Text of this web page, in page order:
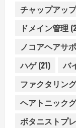
チャップアップ
ドメイン管理
ノコアヘアサ
ハゲ(21) バ
ファクタリング
ヘアトニック
ボタニストプ